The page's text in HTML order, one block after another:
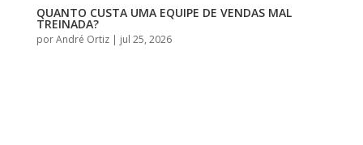
QUANTO CUSTA UMA EQUIPE DE VENDAS MAL
TREINADA?
porAndré Ortiz| jul 25, 2026